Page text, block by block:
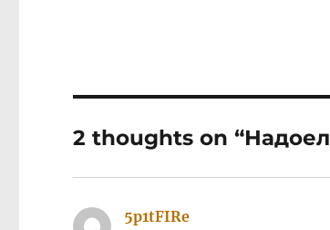
2 thoughts on
5p1tFIRe